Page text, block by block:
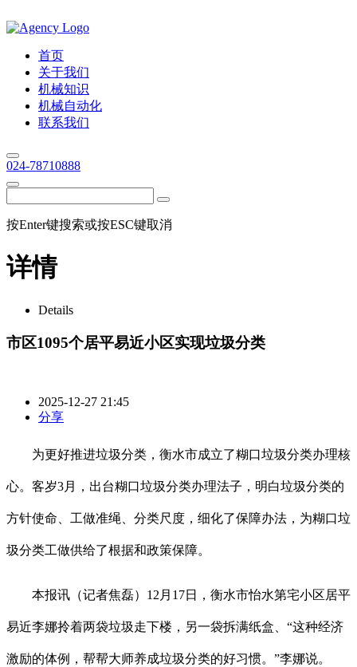
首页
关于我们
机械知识
机械自动化
联系我们
024-78710888
按Enter键搜索或按ESC键取消
详情
Details
市区1095个居平易近小区实现垃圾分类
2025-12-27 21:45
分享
为更好推进垃圾分类，衡水市成立了糊口垃圾分类办理核
心。客岁3月，出台糊口垃圾分类办理法子，明白垃圾分类的
方针使命、工做准绳、分类尺度，细化了保障办法，为糊口垃
圾分类工做供给了根据和政策保障。
本报讯（记者焦磊）12月17日，衡水市怡水第宅小区居平
易近李娜拎着两袋垃圾走下楼，另一袋拆满纸盒、“这种经济
激励的体例，帮帮大师养成垃圾分类的好习惯。”李娜说。